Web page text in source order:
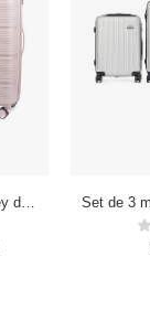
Juego de 3 maletas trolley de PP resistente a la rotura. Cerradura TSA numérica, 4 ruedas dobles y giratorias 360°.